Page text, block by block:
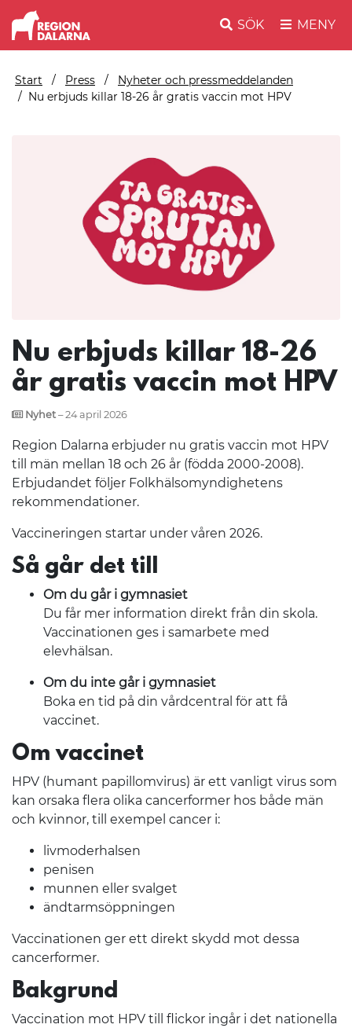
SÖK MENY
Start Press
Nyheter och pressmeddelanden
Nu erbjuds killar 18-26 år gratis vaccin mot HPV
Nu erbjuds killar 18-26
år gratis vaccin mot HPV
Nyhet – 24 april 2026
Region Dalarna erbjuder nu gratis vaccin mot HPV
till män mellan 18 och 26 år (födda 2000-2008).
Erbjudandet följer Folkhälsomyndighetens
rekommendationer.
Vaccineringen startar under våren 2026.
Så går det till
Om du går i gymnasiet
Du får mer information direkt från din skola.
Vaccinationen ges i samarbete med
elevhälsan.
Om du inte går i gymnasiet
Boka en tid på din vårdcentral för att få
vaccinet.
Om vaccinet
HPV (humant papillomvirus) är ett vanligt virus som
kan orsaka flera olika cancerformer hos både män
och kvinnor, till exempel cancer i:
livmoderhalsen
penisen
munnen eller svalget
ändtarmsöppningen
Vaccinationen ger ett direkt skydd mot dessa
cancerformer.
Bakgrund
Vaccination mot HPV till flickor ingår i det nationella